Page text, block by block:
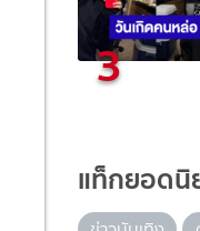
3
แท็กยอดนิ